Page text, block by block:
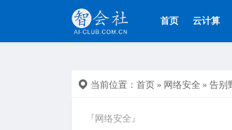
首页 云计算
当前位置： 首页 » 网络安全 » 告别
『网络安全』